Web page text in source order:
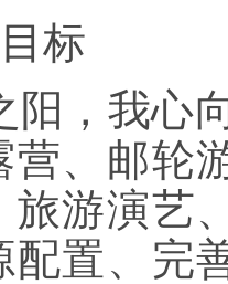
标
阳，我心
营、邮轮
旅游演艺
配置、完